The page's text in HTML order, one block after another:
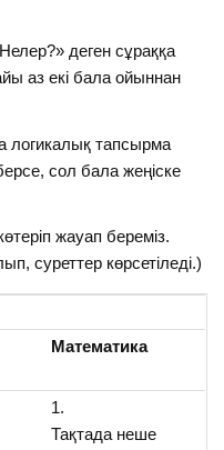
деген сұраққа
аз екі бала ойыннан
логикалық тапсырма
сол бала жеңіске
жауап береміз.
суреттер көрсетіледі.)
Математика
1.
Тақтада неше